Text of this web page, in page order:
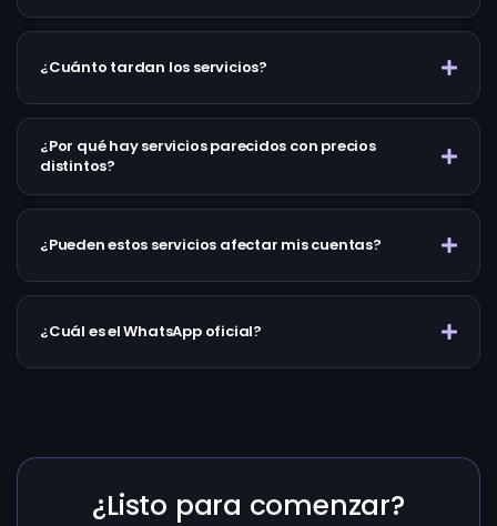
¿Cuánto tardan los servicios?
¿Por qué hay servicios parecidos con precios
distintos?
¿Pueden estos servicios afectar mis cuentas?
¿Cuál es el WhatsApp oficial?
¿Listo para comenzar?